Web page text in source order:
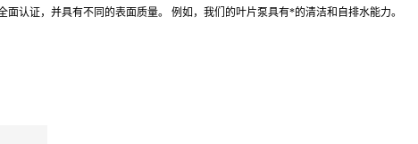
面认证，并具有不同的表面质量。 例如，我们的叶片泵具有*的清洁和自排水能力。